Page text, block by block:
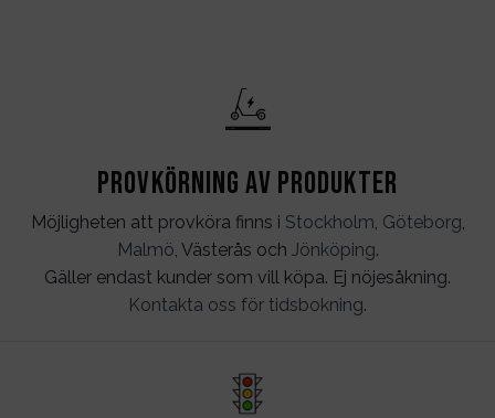
Provkörning av produkter
Möjligheten att provköra finns i Stockholm, Göteborg,
Malmö, Västerås och Jönköping.
Gäller endast kunder som vill köpa. Ej nöjesåkning.
Kontakta oss för tidsbokning.